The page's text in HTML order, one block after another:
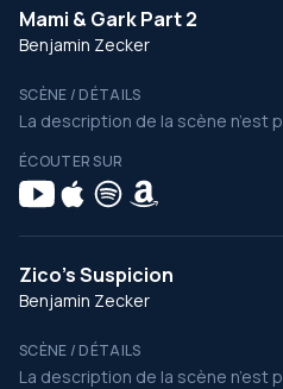
Mami & Gark Part 2
Benjamin Zecker
SCÈNE / DÉTAILS
La description de la scène n’est
ÉCOUTER SUR
Zico's Suspicion
Benjamin Zecker
SCÈNE / DÉTAILS
La description de la scène n’est